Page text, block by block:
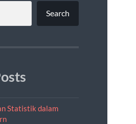
Search
Statistik dalam